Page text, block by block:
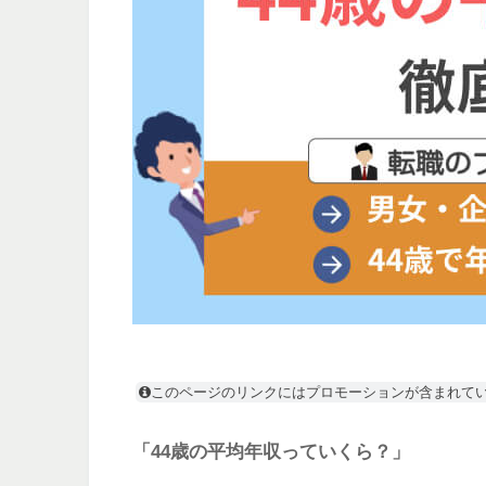
このページのリンクにはプロモーションが含まれて
「44歳の平均年収っていくら？」